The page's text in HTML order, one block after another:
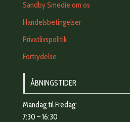
Sandby Smedie om os
Handelsbetingelser
Privatlivspolitik
Fortrydelse
ÅBNINGSTIDER
Mandag til Fredag:
7:30 – 16:30